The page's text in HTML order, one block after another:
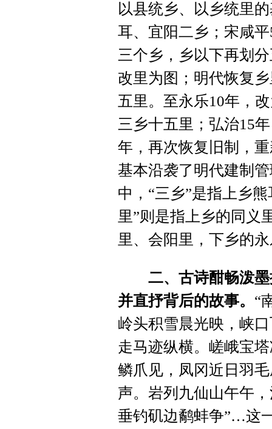
以县统乡、以乡统里
耳、宜阳二乡；宋咸
三个乡，乡以下再划
改里为图；明代恢复
五里。至永乐10年，
三乡十五里；弘治15
年，再次恢复旧制，
基本沿袭了明代建制
中，“三乡”是指上乡
里”则是指上乡的同义
里、会阳里，下乡的
二、古诗酣畅泼
并直抒背后的故事。 “
岭头积雪晨光映，峡
走马迹纵横。嵯峨宝
鳞爪见，凤冈近日羽
声。岩列九仙山午午
垂钓矶边鹬蚌争”…这